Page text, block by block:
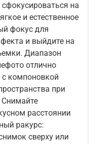
на
и естественное
фокус для
и выйдите на
отлично
с компоновкой
при
расстоянии
ракурс:
сверху или